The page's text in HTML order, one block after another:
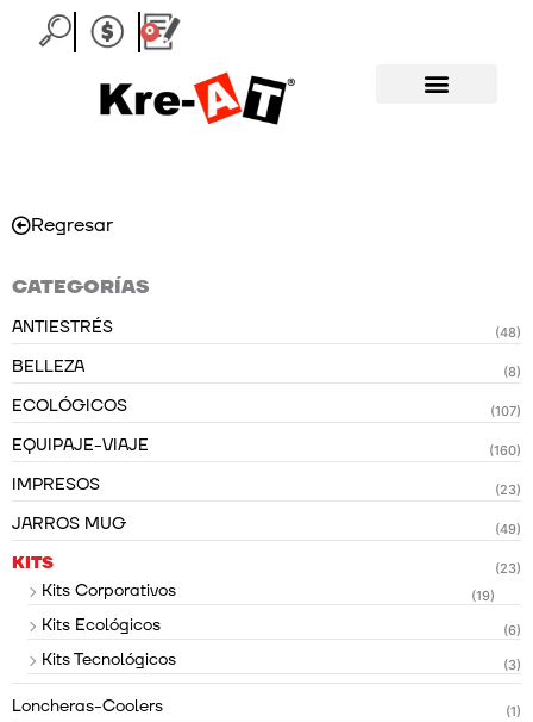
0
Carrito
Regresar
CATEGORÍAS
ANTIESTRÉS (48)
BELLEZA (8)
ECOLÓGICOS (107)
EQUIPAJE-VIAJE (160)
IMPRESOS (23)
JARROS MUG (49)
KITS (23)
Kits Corporativos (19)
Kits Ecológicos (6)
Kits Tecnológicos (3)
Loncheras-Coolers (1)